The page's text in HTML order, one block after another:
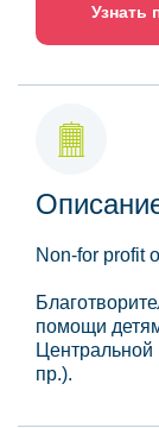
Узнать
Non-for profit
помощи
пр.).